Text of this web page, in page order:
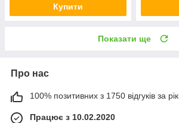
Купити
Показати ще
Про нас
100% позитивних з 1750 відгуків за рік
Працює з 10.02.2020